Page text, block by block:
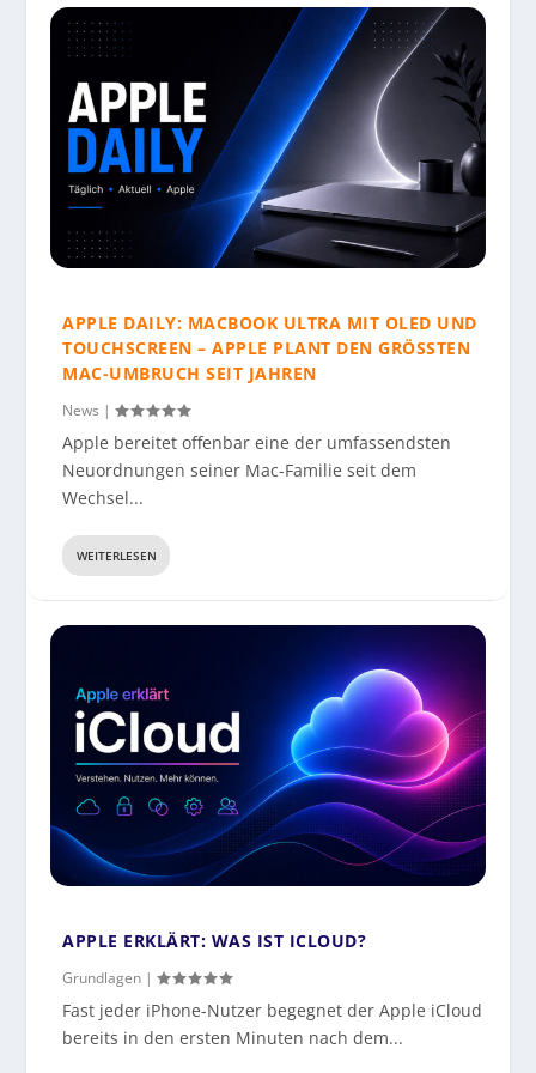
APPLE DAILY: MACBOOK ULTRA MIT OLED UND
TOUCHSCREEN – APPLE PLANT DEN GRÖSSTEN M
AC-UMBRUCH SEIT JAHREN
News |
Apple bereitet offenbar eine der umfassendsten
Neuordnungen seiner Mac-Familie seit dem
Wechsel...
WEITERLESEN
APPLE ERKLÄRT: WAS IST ICLOUD?
Grundlagen |
Fast jeder iPhone-Nutzer begegnet der Apple iCloud
bereits in den ersten Minuten nach dem...